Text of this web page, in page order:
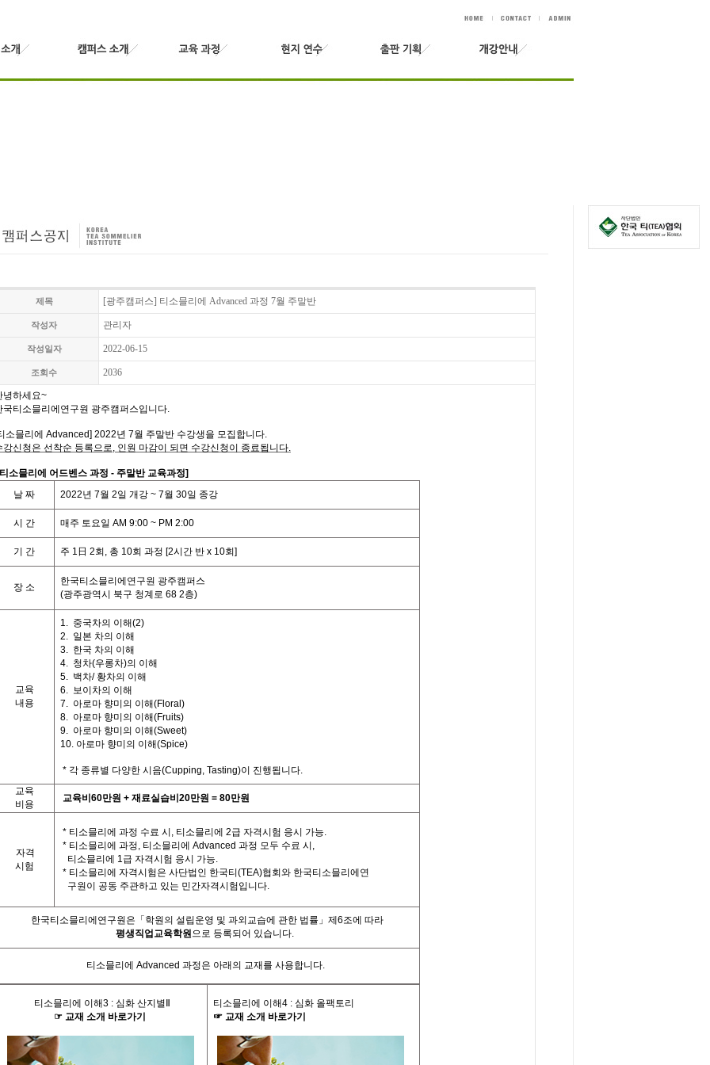
제목 [광주캠퍼스] 티소믈리에 Advanced 과정 7월 주말반
작성자 관리자
작성일자 2022-06-15
조회수 2036
녕하세요~
국티소믈리에연구원 광주캠퍼스입니다.
소믈리에 Advanced] 2022년 7월 주말반 수강생을 모집합니다.
강신청은 선착순 등록으로, 인원 마감이 되면 수강신청이 종료됩니다.
티소믈리에 어드벤스 과정 - 주말반 교육과정]
날 짜 2022년 7월 2일 개강~ 7월 30일 종강
시 간 매주 토요일 AM 9:00 ~ PM 2:00
기 간 주 1 日 2회 , 총 10회 과정 [2시간 반x 10회 ]
장 소
한국티소믈리에연구원 광주캠퍼스
(광주광역시 북구 청계로 68 2층)
교육
내용
1. 중국차의 이해(2)
2. 일본 차의 이해
3. 한국 차의 이해
4. 청차(우롱차)의 이해
5. 백차/ 황차의 이해
6. 보이차의 이해
7. 아로마 향미의 이해(Floral)
8. 아로마 향미의 이해(Fruits)
9. 아로마 향미의 이해(Sweet)
10. 아로마 향미의 이해(Spice)
* 각 종류별 다양한 시음(Cupping, Tasting)이 진행됩니다.
교육
비용
교육비 60만원 + 재료실습비 20만원 = 80만원
자격
시험
* 티소믈리에 과정 수료 시 , 티소믈리에 2급 자격시험 응시 가능.
* 티소믈리에 과정, 티소믈리에 Advanced 과정 모두 수료 시 ,
티소믈리에 1급 자격시험 응시 가능.
* 티소믈리에 자격시험은 사단법인 한국티 (TEA)협회와 한국티소믈리에연
구원이 공동 주관하고 있는 민간자격시험입니다.
한국티소믈리에연구원은「학원의 설립운영 및 과외교습에 관한 법률」제 6조에 따라
평생직업교육학원으로 등록되어 있습니다.
티소믈리에 Advanced 과정은 아래의 교재를 사용합니다.
티소믈리에 이해3 : 심화 산지별
☞ 교재 소개 바로가기
티소믈리에 이해4 : 심화 올팩토리
☞ 교재 소개 바로가기